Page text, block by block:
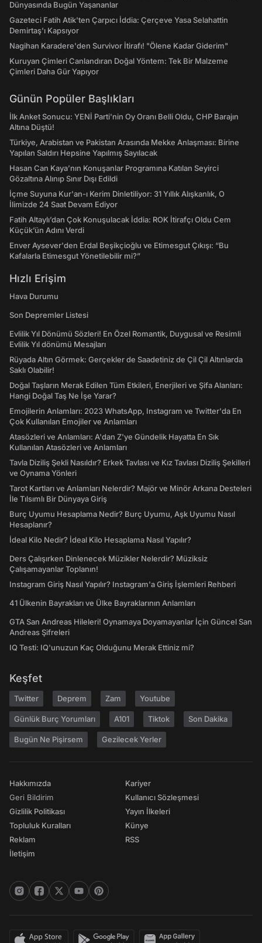
Dünyasında Bugün Yaşananlar
Gazeteci Fatih Atik'ten Çarpıcı İddia: Çerçeve Yasa Selahattin
Demirtaş'ı Kapsıyor
Nagihan Karadere'den Survivor İtirafı! "Ölene Kadar Giderim"
Kuruyan Çimleri Canlandıran Doğal Yöntem: Tek Bir Malzeme
Çimleri Daha Gür Yapıyor
Günün Popüler Başlıkları
İlk Anket Sonucu: YENİ Parti'nin Oy Oranı Belli Oldu, CHP Barajın
Altına Düştü!
Türkiye, Arabistan ve Pakistan Arasında Mekke Anlaşması: Birine
Yapılan Saldırı Hepsine Yapılmış Sayılacak
Hasan Can Kaya’nın Konuşanlar Programına Katılan Seyirci
Gözaltına Alınıp Sınır Dışı Edildi
İçme Suyuna Kur'an-ı Kerim Dinletiliyor: 31 Yıllık Alışkanlık, O
İlimizde 24 Saat Devam Ediyor
Fatih Altaylı’dan Çok Konuşulacak İddia: ROK İtirafçı Oldu Cem
Küçük’ün Adını Verdi
Enver Aysever'den Erdal Beşikçioğlu ve Etimesgut Çıkışı: “Bu
Kafalarla Etimesgut Yönetilebilir mi?”
Hızlı Erişim
Hava Durumu
Son Depremler Listesi
Evlilik Yıl Dönümü Sözleri! En Özel Romantik, Duygusal ve Resimli
Evlilik Yıl dönümü Mesajları
Rüyada Altın Görmek: Gerçekler de Saadetiniz de Çil Çil Altınlarda
Saklı Olabilir!
Doğal Taşların Merak Edilen Tüm Etkileri, Enerjileri ve Şifa Alanları:
Hangi Doğal Taş Ne İşe Yarar?
Emojilerin Anlamları: 2023 WhatsApp, Instagram ve Twitter'da En
Çok Kullanılan Emojiler ve Anlamları
Atasözleri ve Anlamları: A'dan Z'ye Gündelik Hayatta En Sık
Kullanılan Atasözleri ve Anlamları
Tavla Diziliş Şekli Nasıldır? Erkek Tavlası ve Kız Tavlası Diziliş Şekilleri
ve Oynama Yönleri
Tarot Kartları ve Anlamları Nelerdir? Majör ve Minör Arkana Desteleri
İle Tılsımlı Bir Dünyaya Giriş
Burç Uyumu Hesaplama Nedir? Burç Uyumu, Aşk Uyumu Nasıl
Hesaplanır?
İdeal Kilo Nedir? İdeal Kilo Hesaplama Nasıl Yapılır?
Ders Çalışırken Dinlenecek Müzikler Nelerdir? Müziksiz
Çalışamayanlar Toplanın!
Instagram Giriş Nasıl Yapılır? Instagram'a Giriş İşlemleri Rehberi
41 Ülkenin Bayrakları ve Ülke Bayraklarının Anlamları
GTA San Andreas Hileleri! Oynamaya Doyamayanlar İçin Güncel San
Andreas Şifreleri
IQ Testi: IQ'unuzun Kaç Olduğunu Merak Ettiniz mi?
Keşfet
Twitter Deprem Zam Youtube
Günlük Burç Yorumları A101 Tiktok Son Dakika
Bugün Ne Pişirsem Gezilecek Yerler
Hakkımızda
Geri Bildirim
Gizlilik Politikası
Topluluk Kuralları
Reklam
İletişim
Kariyer
Kullanıcı Sözleşmesi
Yayın İlkeleri
Künye
RSS